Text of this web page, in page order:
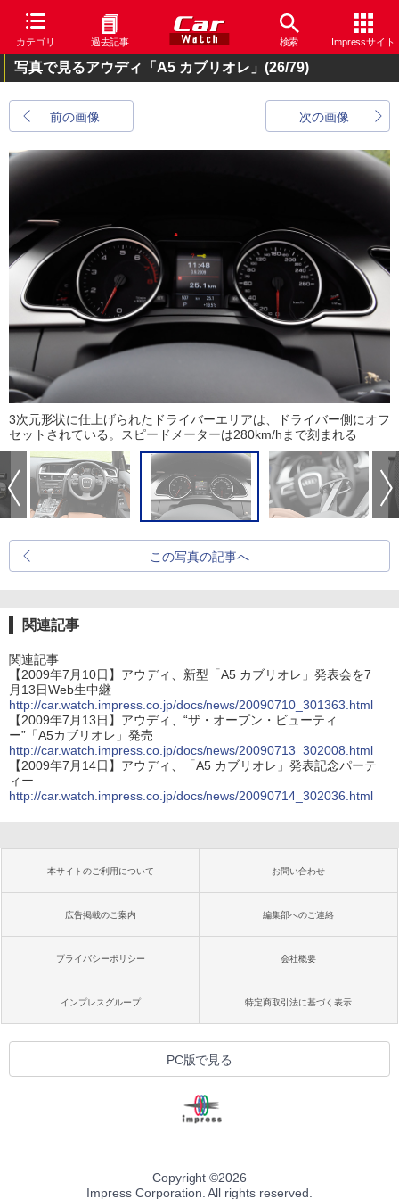
カテゴリ 過去記事 検索 Impressサイト
写真で見るアウディ「A5 カブリオレ」 (26/79)
前の画像 次の画像
3次元形状に仕上げられたドライバーエリアは、ドライバー側にオフ
セットされている。スピードメーターは280km/hまで刻まれる
この写真の記事へ
関連記事
関連記事
【2009年7月10日】アウディ、新型「A5 カブリオレ」発表会を7
月13日Web生中継
http://car.watch.impress.co.jp/docs/news/20090710_301363.html
【2009年7月13日】アウディ、“ザ・オープン・ビューティ
ー”「A5カブリオレ」発売
http://car.watch.impress.co.jp/docs/news/20090713_302008.html
【2009年7月14日】アウディ、「A5 カブリオレ」発表記念パーテ
ィー
http://car.watch.impress.co.jp/docs/news/20090714_302036.html
本サイトのご利用について お問い合わせ
広告掲載のご案内 編集部へのご連絡
プライバシーポリシー 会社概要
インプレスグループ 特定商取引法に基づく表示
PC版で見る
Copyright ©2026
Impress Corporation. All rights reserved.